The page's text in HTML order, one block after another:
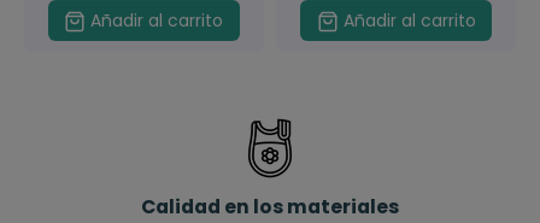
Añadir al carrito
Añadir al carrito
Calidad en los materiales